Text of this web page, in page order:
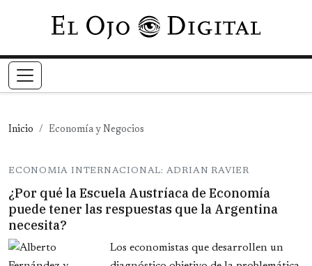
Pasar al contenido principal
Inicio Economía y Negocios
ECONOMIA INTERNACIONAL: ADRIAN RAVIER
¿Por qué la Escuela Austríaca de Economía
puede tener las respuestas que la Argentina
necesita?
Los economistas que desarrollen un